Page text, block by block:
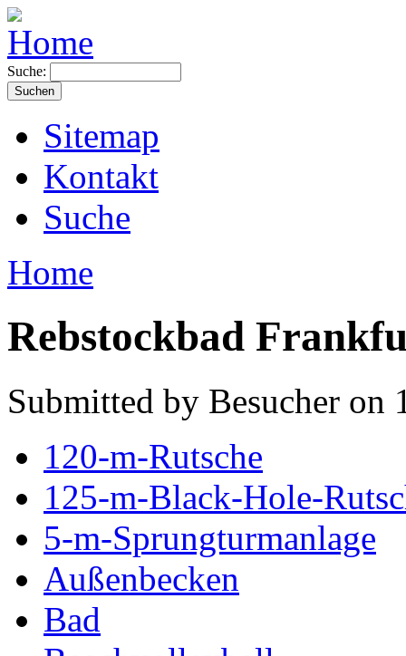
Suche:
Sitemap
Kontakt
Suche
Home
Rebstockbad
Submitted by Besucher on
120-m-Rutsche
125-m-Black-Hole-
5-m-Sprungturmanlage
Außenbecken
Bad